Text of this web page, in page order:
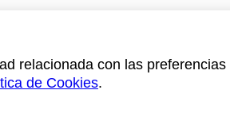
relacionada con las
de Cookies.